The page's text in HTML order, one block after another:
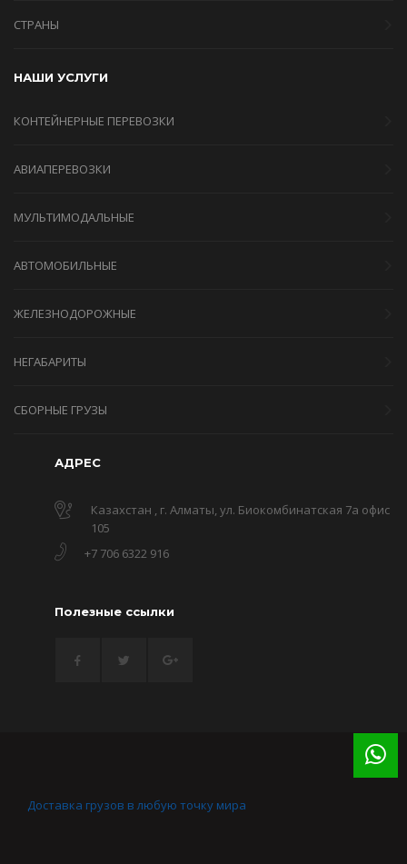
СТРАНЫ
НАШИ УСЛУГИ
КОНТЕЙНЕРНЫЕ ПЕРЕВОЗКИ
АВИАПЕРЕВОЗКИ
МУЛЬТИМОДАЛЬНЫЕ
АВТОМОБИЛЬНЫЕ
ЖЕЛЕЗНОДОРОЖНЫЕ
НЕГАБАРИТЫ
СБОРНЫЕ ГРУЗЫ
АДРЕС
Казахстан , г. Алматы, ул. Биокомбинатская 7а офис
105
+7 706 6322 916
Полезные ссылки
Доставка грузов в любую точку мира